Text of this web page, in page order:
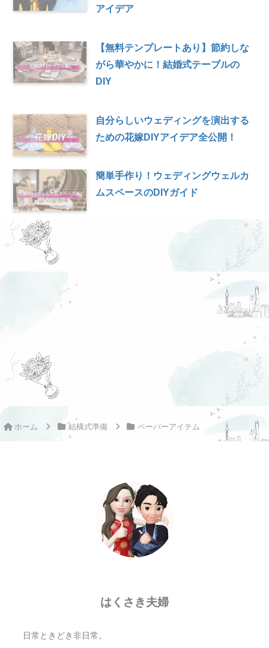
アイデア
【無料テンプレートあり】節約しな
がら華やかに！結婚式テーブルの
DIY
自分らしいウェディングを演出する
ための花嫁DIYアイデア全公開！
簡単手作り！ウェディングウェルカ
ムスペースのDIYガイド
ホーム 結構式準備 ペーパーアイテム
はくさき夫婦
日常ときどき非日常。